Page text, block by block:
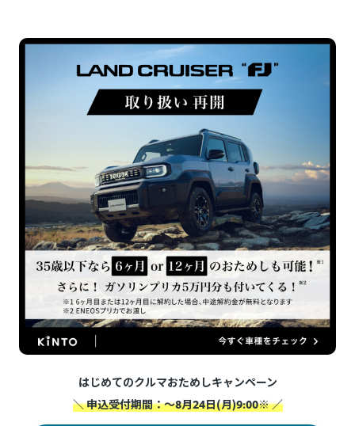
はじめてのクルマおためしキャンペーン
＼ 申込受付期間：～8月24日(月)9:00※ ／